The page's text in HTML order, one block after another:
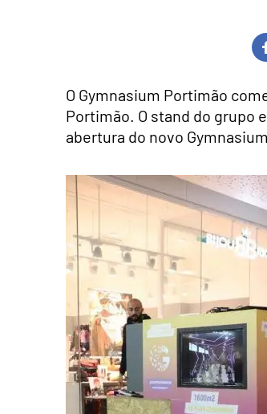
O Gymnasium Portimão
Portimão. O stand do grupo
abertura do novo